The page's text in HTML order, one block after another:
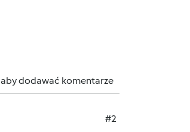
aby dodawać komentarze
#2